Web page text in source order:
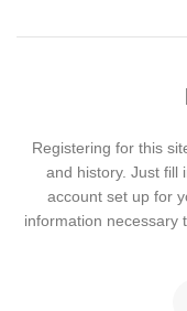
Registering for this
and history. Just fill
account set up for
information necessary